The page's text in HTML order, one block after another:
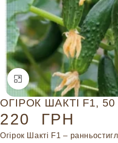
Натисніть, щоб
ОГІРОК ШАКТІ F1,
220 ГРН
Огірок Шакті F1 –